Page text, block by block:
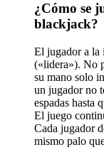
¿Cómo se
blackjack?
El jugador a la
(«lidera»). No
su mano solo
un jugador no
espadas hasta
El juego
Cada jugador
mismo palo